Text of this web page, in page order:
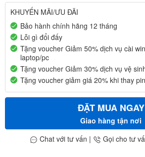
KHUYẾN MÃI/ƯU ĐÃI
Bảo hành chính hãng 12 tháng
Lỗi gì đổi đấy
Tặng voucher Giảm 50% dịch vụ cài
laptop/pc
Tặng voucher Giảm 30% dịch vụ vệ
Tặng voucher giảm giá 20% khi thay
ĐẶT MUA NGAY
Giao hàng tận nơi
Chat với tư vấn | Gọi cho tư